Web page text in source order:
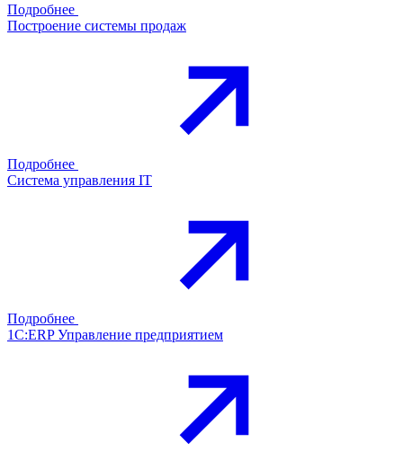
Подробнее
Построение системы продаж
Подробнее
Система управления IT
Подробнее
1С:ERP Управление предприятием